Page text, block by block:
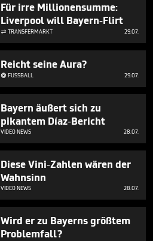
Für irre Millionensumme:
Liverpool will Bayern-Flirt
 TRANSFERMARKT 29.07.
Reicht seine Aura?
FUSSBALL 29.07.
Bayern äußert sich zu
pikantem Díaz-Bericht
VIDEO NEWS 28.07.
Diese Vini-Zahlen wären der
Wahnsinn
VIDEO NEWS 28.07.
Wird er zu Bayerns größtem
Problemfall?